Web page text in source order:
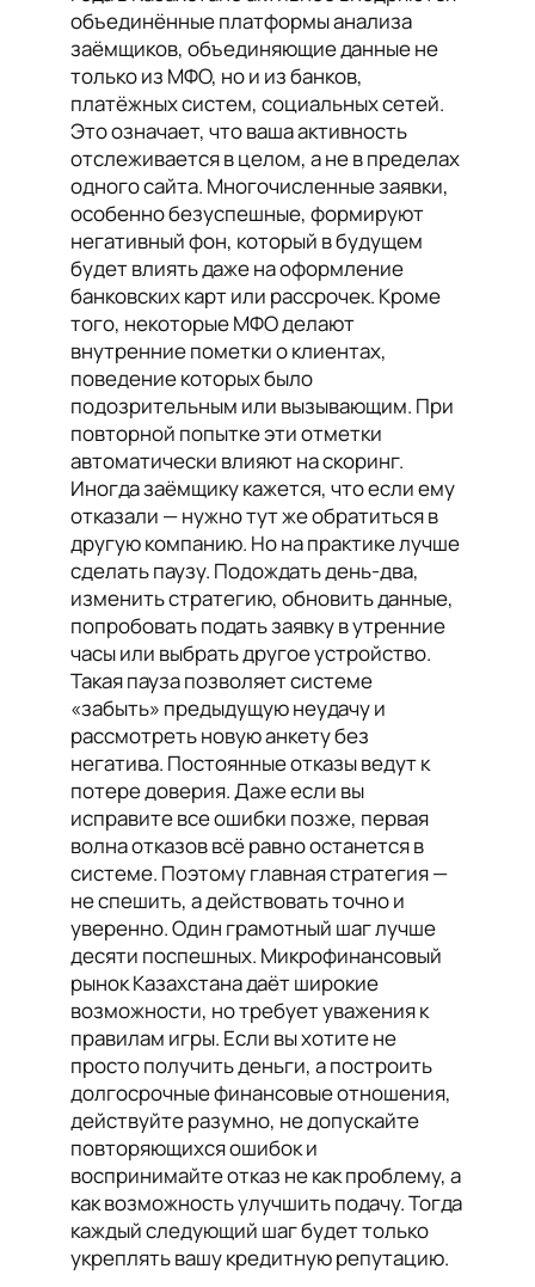
объединённые платформы анализа
заёмщиков, объединяющие данные не
только из МФО, но и из банков,
платёжных систем, социальных сетей.
Это означает, что ваша активность
отслеживается в целом, а не в пределах
одного сайта. Многочисленные заявки,
особенно безуспешные, формируют
негативный фон, который в будущем
будет влиять даже на оформление
банковских карт или рассрочек. Кроме
того, некоторые МФО делают
внутренние пометки о клиентах,
поведение которых было
подозрительным или вызывающим. При
повторной попытке эти отметки
автоматически влияют на скоринг.
Иногда заёмщику кажется, что если ему
отказали — нужно тут же обратиться в
другую компанию. Но на практике лучше
сделать паузу. Подождать день-два,
изменить стратегию, обновить данные,
попробовать подать заявку в утренние
часы или выбрать другое устройство.
Такая пауза позволяет системе
«забыть» предыдущую неудачу и
рассмотреть новую анкету без
негатива. Постоянные отказы ведут к
потере доверия. Даже если вы
исправите все ошибки позже, первая
волна отказов всё равно останется в
системе. Поэтому главная стратегия —
не спешить, а действовать точно и
уверенно. Один грамотный шаг лучше
десяти поспешных. Микрофинансовый
рынок Казахстана даёт широкие
возможности, но требует уважения к
правилам игры. Если вы хотите не
просто получить деньги, а построить
долгосрочные финансовые отношения,
действуйте разумно, не допускайте
повторяющихся ошибок и
воспринимайте отказ не как проблему, а
как возможность улучшить подачу. Тогда
каждый следующий шаг будет только
укреплять вашу кредитную репутацию.